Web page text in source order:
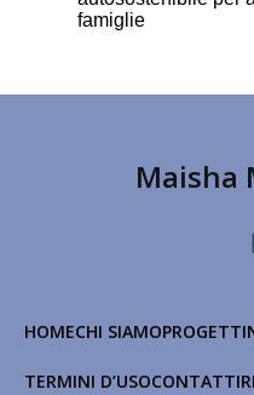
famiglie
Maisha
HOMECHI SIAMOPROGETTI
TERMINI D’USOCONTATTI